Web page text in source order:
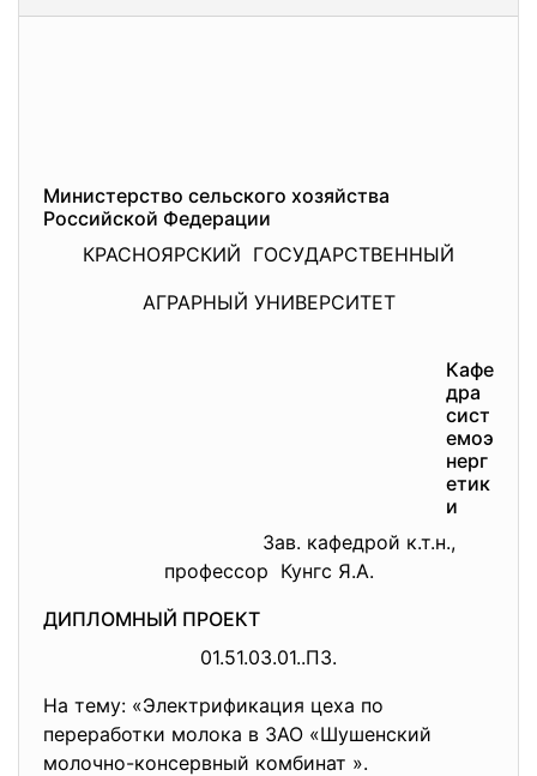
Министерство сельского хозяйства
Российской Федерации
КРАСНОЯРСКИЙ ГОСУДАРСТВЕННЫЙ
АГРАРНЫЙ УНИВЕРСИТЕТ
Кафе
дра
сист
емоэ
нерг
етик
и
Зав. кафедрой к.т.н.,
профессор Кунгс Я.А.
ДИПЛОМНЫЙ ПРОЕКТ
01.51.03.01..ПЗ.
На тему: «Электрификация цеха по
переработки молока в ЗАО «Шушенский
молочно-консервный комбинат ».